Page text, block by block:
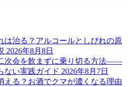
は治る？アルコールとしびれの原
2026年8月8日
次会を飲まずに乗り切る方法——
ない実践ガイド 2026年8月7日
える？お酒でクマが濃くなる理由